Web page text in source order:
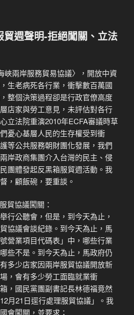
貿週聲明-拒絕闖關、立法
峽兩岸服務貿易協議〉，開放中資
生老病死各行業，衝擊數百萬國
整個決策過程卻是行政官僚高度
店家與勞工意見，未評估對各行
立法院重演2010年ECFA審議時草
憂心基層人民的生存權受到衝
等公共服務朝財團化發展，我們
岸政商集團介入台灣的民主、侵
團體發起反黑箱服貿週活動。我
，顧飯碗，要重談。
貿協議闖關：
行公聽會，但是，到今天為止，
協議會談紀錄。到今天為止，馬
營業項目代碼表」中，哪些行業
些不是。到今天為止，馬政府仍
多少店家因兩岸服貿協議開放新
，會有多少勞工面臨就業衝
，國民黨團副書記長林德福竟然
月21日逕行處理服貿協議」。我
會闖關，並要求；